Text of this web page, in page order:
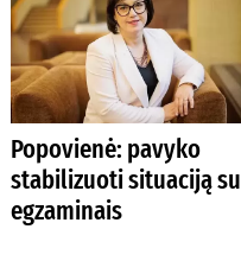
Popovienė: pavyko
stabilizuoti situaciją su
egzaminais